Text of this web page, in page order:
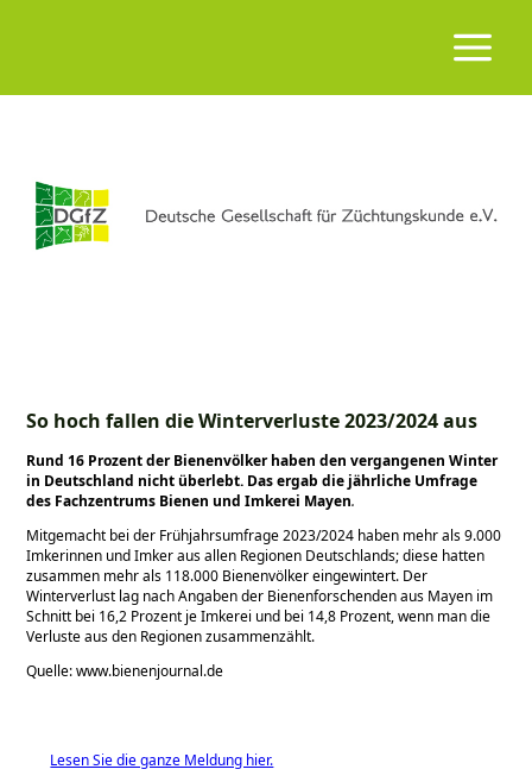
So hoch fallen die Winterverluste 2023/2024 aus
Rund 16 Prozent der Bienenvölker haben den vergangenen Winter
in Deutschland nicht überlebt. Das ergab die jährliche Umfrage
des Fachzentrums Bienen und Imkerei Mayen.
Mitgemacht bei der Frühjahrsumfrage 2023/2024 haben mehr als 9.000
Imkerinnen und Imker aus allen Regionen Deutschlands; diese hatten
zusammen mehr als 118.000 Bienenvölker eingewintert. Der
Winterverlust lag nach Angaben der Bienenforschenden aus Mayen im
Schnitt bei 16,2 Prozent je Imkerei und bei 14,8 Prozent, wenn man die
Verluste aus den Regionen zusammenzählt.
Quelle: www.bienenjournal.de
Lesen Sie die ganze Meldung hier.